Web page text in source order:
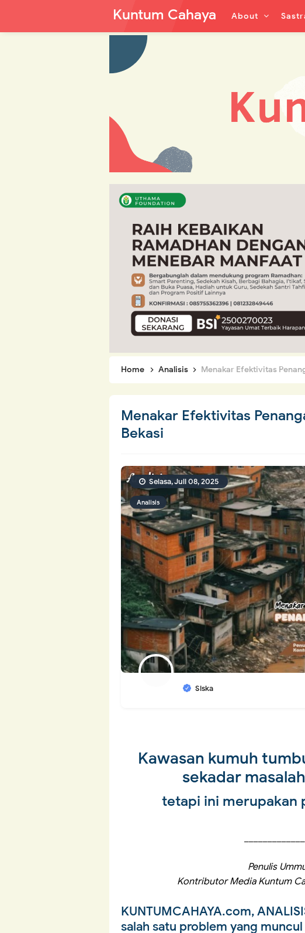
Kuntum Cahaya About
Home Analisis Menakar Efektivitas
Menakar Efektivitas
Bekasi
Analisis
Siska
Selasa, Juli 08, 2025
Kawasan kumuh
sekadar
tetapi ini merupakan
Penulis
Kontributor Media Kuntum
KUNTUMCAHAYA.com,
salah satu problem yang